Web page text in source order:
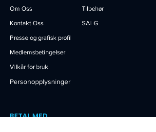
Om Oss
Kontakt Oss
Presse og grafisk profil
Tilbehør
SALG
Medlemsbetingelser
Vilkår for bruk
Personopplysninger
BETAL MED